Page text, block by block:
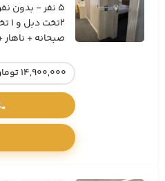
5 نفر - بدون نفر اضافه
2تخت دبل و 1 تخت سینگل
صبحانه +
14,900,000 تومان / 1 شب تومان / شب